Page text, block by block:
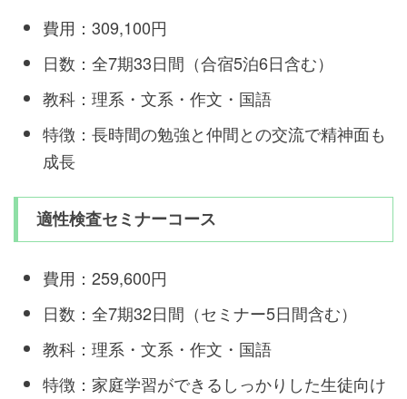
費用：309,100円
日数：全7期33日間（合宿5泊6日含む）
教科：理系・文系・作文・国語
特徴：長時間の勉強と仲間との交流で精神面も
成長
適性検査セミナーコース
費用：259,600円
日数：全7期32日間（セミナー5日間含む）
教科：理系・文系・作文・国語
特徴：家庭学習ができるしっかりした生徒向け